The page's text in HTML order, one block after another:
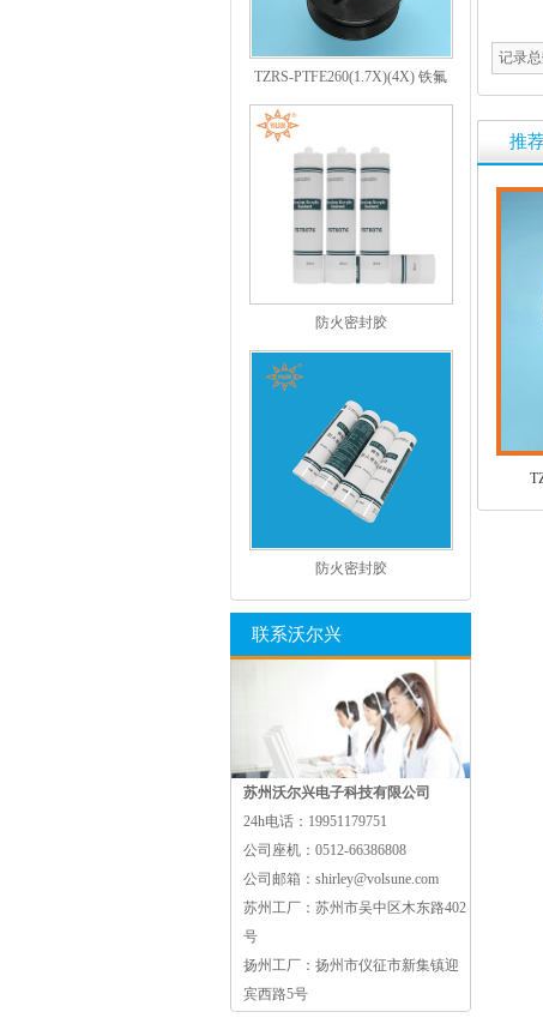
记录总
推
TZRS-PTFE260(1.7X)(4X) 铁氟
龙
防火密封胶
防火密封胶
联系沃尔兴
苏州沃尔兴电子科技有限公司
24h电话： 19951179751
公司座机： 0512-66386808
公司邮箱： shirley@volsune.com
苏州工厂： 苏州市吴中区木东路402
号
扬州工厂： 扬州市仪征市新集镇迎
宾西路5号